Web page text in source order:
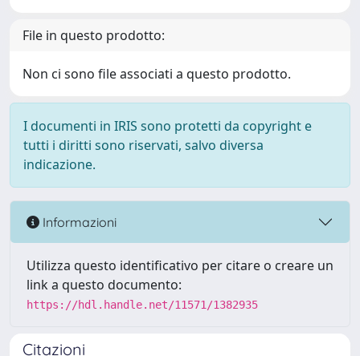
File in questo prodotto:
Non ci sono file associati a questo prodotto.
I documenti in IRIS sono protetti da copyright e
tutti i diritti sono riservati, salvo diversa
indicazione.
Informazioni
Utilizza questo identificativo per citare o creare un
link a questo documento:
https://hdl.handle.net/11571/1382935
Citazioni